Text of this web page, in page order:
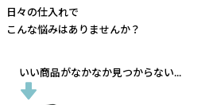
日々の仕入れで
こんな悩みはありませんか？
いい商品がなかなか見つからない...